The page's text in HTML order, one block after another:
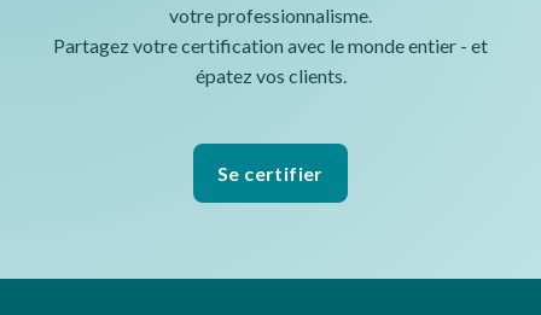
votre professionnalisme.
Partagez votre certification avec le monde entier - et
épatez vos clients.
Se certifier